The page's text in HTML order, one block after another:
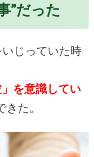
”だった
じっていた時
を意識してい
た。